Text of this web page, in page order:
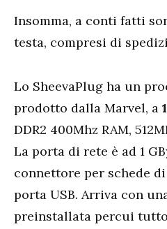
Insomma, a conti fatti
testa, compresi di
Lo SheevaPlug ha un
prodotto dalla Marvel, a
DDR2 400Mhz RAM,
La porta di rete è ad 1
connettore per schede
porta USB. Arriva con
preinstallata percui